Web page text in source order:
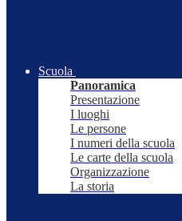
Scuola
Panoramica
Presentazione
I luoghi
Le persone
I numeri della scuola
Le carte della scuola
Organizzazione
La storia